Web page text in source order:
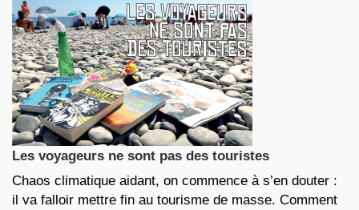
Les voyageurs ne sont pas des touristes
Chaos climatique aidant, on commence à s’en douter :
il va falloir mettre fin au tourisme de masse. Comment